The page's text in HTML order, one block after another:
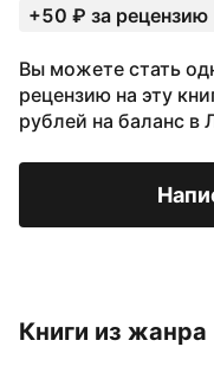
+50 ₽ за рецензию
Вы можете стать
рецензию на эту
рублей на баланс в
Книги из жанра